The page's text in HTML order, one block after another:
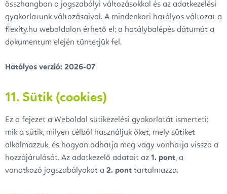
összhangban a jogszabályi változásokkal és az adatkezelési
gyakorlatunk változásaival. A mindenkori hatályos változat a
flexity.hu weboldalon érhető el; a hatálybalépés dátumát a
dokumentum elején tüntetjük fel.
Hatályos verzió: 2026-07
11. Sütik (cookies)
Ez a fejezet a Weboldal sütikezelési gyakorlatát ismerteti:
mik a sütik, milyen célból használjuk őket, mely sütiket
alkalmazzuk, és hogyan adhatja meg vagy vonhatja vissza a
hozzájárulását. Az adatkezelő adatait az 1. pont, a
vonatkozó jogszabályokat a 2. pont tartalmazza.